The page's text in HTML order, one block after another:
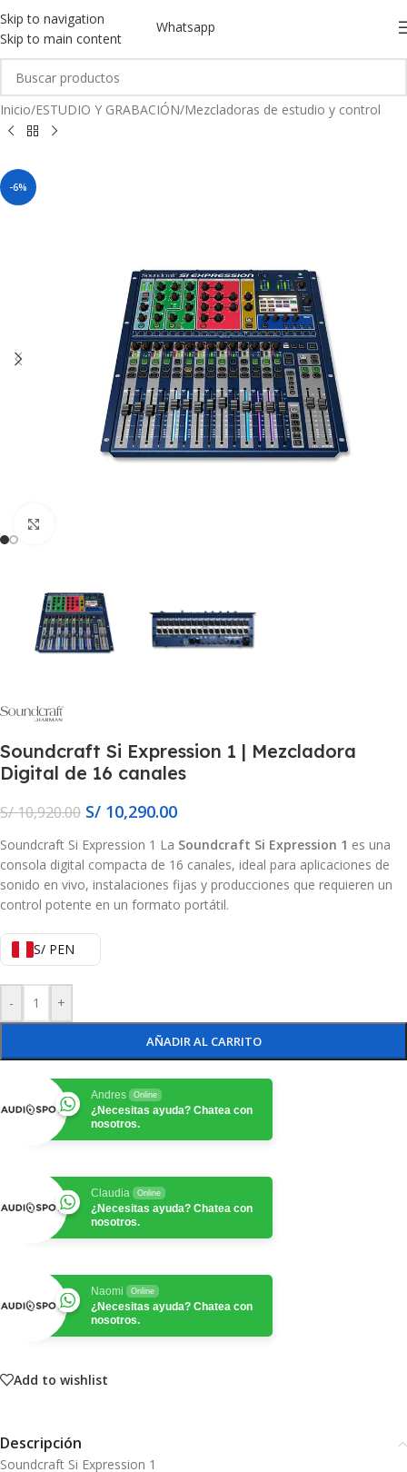
Skip to navigation
Skip to main content
Whatsapp
Inicio/ESTUDIO Y GRABACIÓN/Mezcladoras de estudio y control
-6%
Soundcraft Si Expression 1 | Mezcladora
Digital de 16 canales
S/10,920.00 S/ 10,290.00
Soundcraft Si Expression 1 La Soundcraft Si Expression 1 es una
consola digital compacta de 16 canales, ideal para aplicaciones de
sonido en vivo, instalaciones fijas y producciones que requieren un
control potente en un formato portátil.
S/ PEN
- +
AÑADIR AL CARRITO
Andres Online
¿Necesitas ayuda? Chatea con
nosotros.
Claudia Online
¿Necesitas ayuda? Chatea con
nosotros.
Naomi Online
¿Necesitas ayuda? Chatea con
nosotros.
Add to wishlist
Descripción
Soundcraft Si Expression 1